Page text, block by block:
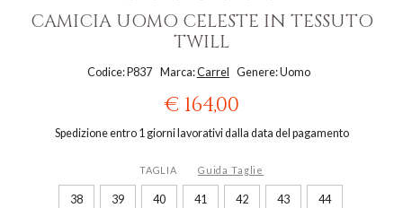
CAMICIA UOMO CELESTE IN TESSUTO
TWILL
Codice: P837 Marca:Carrel Genere: Uomo
€ 164,00
Spedizione entro 1 giorni lavorativi dalla data del pagamento
TAGLIA Guida Taglie
38 39 40 41 42 43 44